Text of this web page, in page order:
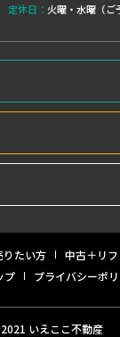
定休日： 火曜・水曜（ご
りたい方 中古＋リ
プ
プライバシーポ
いえここ不動産